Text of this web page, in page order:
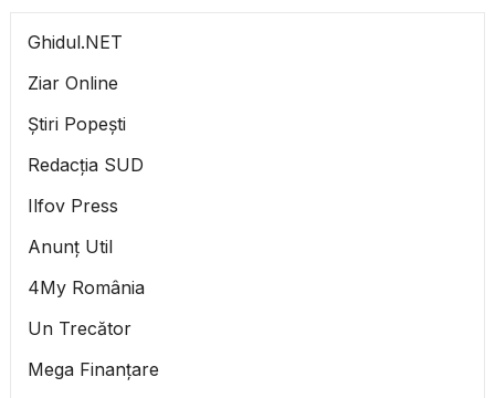
Ghidul.NET
Ziar Online
Știri Popești
Redacția SUD
Ilfov Press
Anunț Util
4My România
Un Trecător
Mega Finanțare